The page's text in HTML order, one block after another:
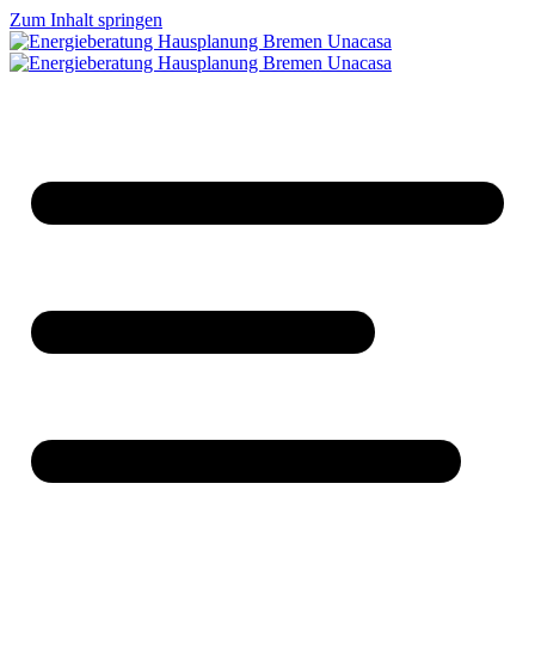
Zum Inhalt springen